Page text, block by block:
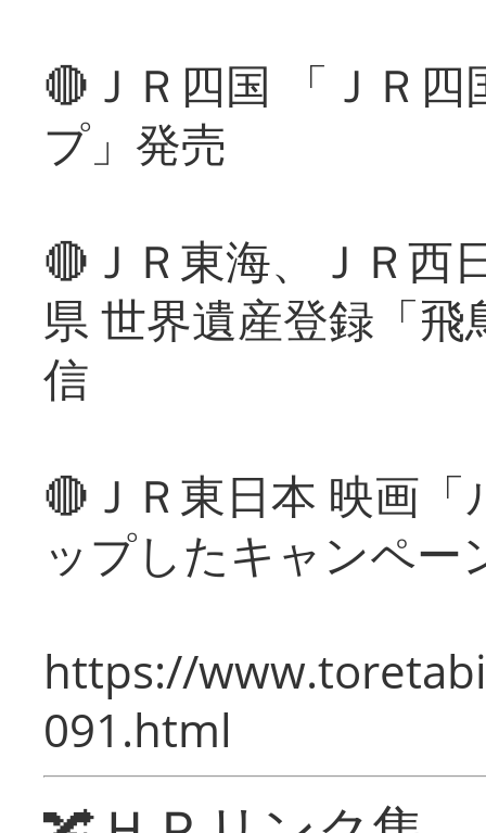
🔴ＪＲ四国 「ＪＲ
プ」発売
🔴ＪＲ東海、ＪＲ西
県 世界遺産登録「
信
🔴ＪＲ東日本 映画
ップしたキャンペー
https://
091.html